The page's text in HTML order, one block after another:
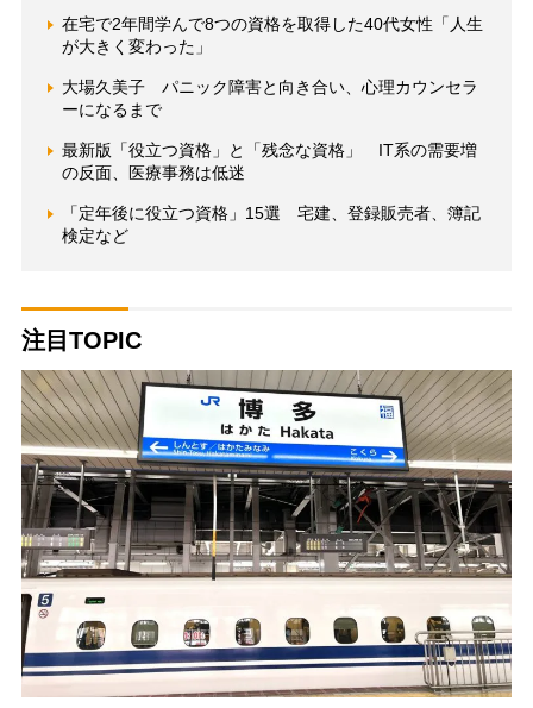
在宅で2年間学んで8つの資格を取得した40代女性「人生
が大きく変わった」
大場久美子 パニック障害と向き合い、心理カウンセラ
ーになるまで
最新版「役立つ資格」と「残念な資格」 IT系の需要増
の反面、医療事務は低迷
「定年後に役立つ資格」15選 宅建、登録販売者、簿記
検定など
注目TOPIC